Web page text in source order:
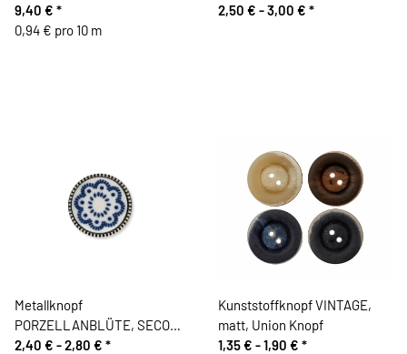
9,40 € *
0,94 € pro 10 m
2,50 € -3,00 € *
Metallknopf
PORZELLANBLÜTE, SECO
Knopf
2,40 € -2,80 € *
Kunststoffknopf VINTAGE,
matt, Union Knopf
1,35 € -1,90 € *